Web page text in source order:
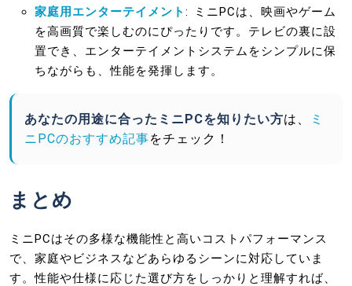
家庭用エンターテイメント : ミニPCは、映画やゲーム
を高画質で楽しむのにぴったりです。テレビの裏に設
置でき、エンターテイメントシステムをシンプルに保
ちながらも、性能を発揮します。
あなたの用途に合ったミニPCを知りたい方は、
ミ
ニPCのおすすめ記事をチェック！
まとめ
ミニPCはその多様な機能性と高いコストパフォーマンス
で、家庭やビジネスなどあらゆるシーンに対応していま
す。性能や仕様に応じた選び方をしっかりと理解すれば、